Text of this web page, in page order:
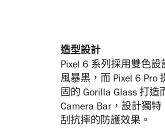
造型設計
Pixel 6 系列採用雙色
風暴黑，而 Pixel 6 Pro
固的 Gorilla Glass 打
Camera Bar，設計獨
刮抗摔的防護效果。